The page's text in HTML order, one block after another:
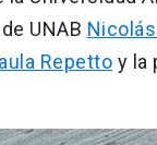
UNAB
Repetto y la